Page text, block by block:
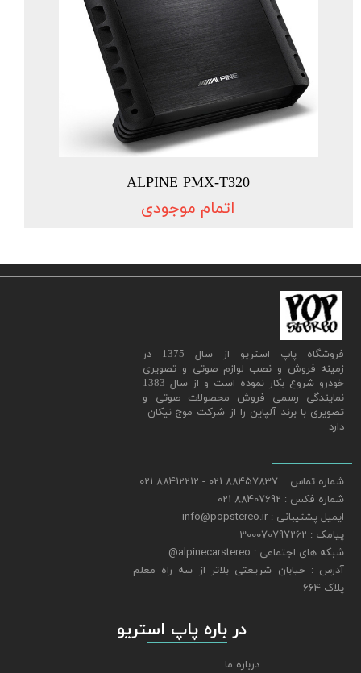
ALPINE PMX-T320
اتمام موجودی
​فروشگاه پاپ استریو از سال 1375 در
زمینه فروش و نصب لوازم صوتی و تصویری
خودرو شروع بکار نموده است و از سال 1383
نمایندگی رسمی فروش محصولات صوتی و
تصویری با برند آلپاین را از شرکت موج نیکان
دارد
شماره تماس : 88457837 021 - 88412212 021
شماره فکس : 88407692 021
ایمیل پشتیبانی : info@popstereo.ir
پیامک : 300070797262
شبکه های اجتماعی : alpinecarstereo@
​​​​​​​آدرس : خیابان شریعتی بلاتر از سه راه معلم
پلاک 664
​​​​​​​ در باره پاپ استریو
درباره ما